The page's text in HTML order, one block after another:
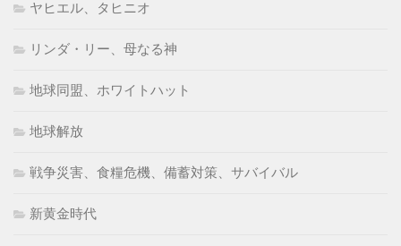
ヤヒエル、タヒニオ
リンダ・リー、母なる神
地球同盟、ホワイトハット
地球解放
戦争災害、食糧危機、備蓄対策、サバイバル
新黄金時代